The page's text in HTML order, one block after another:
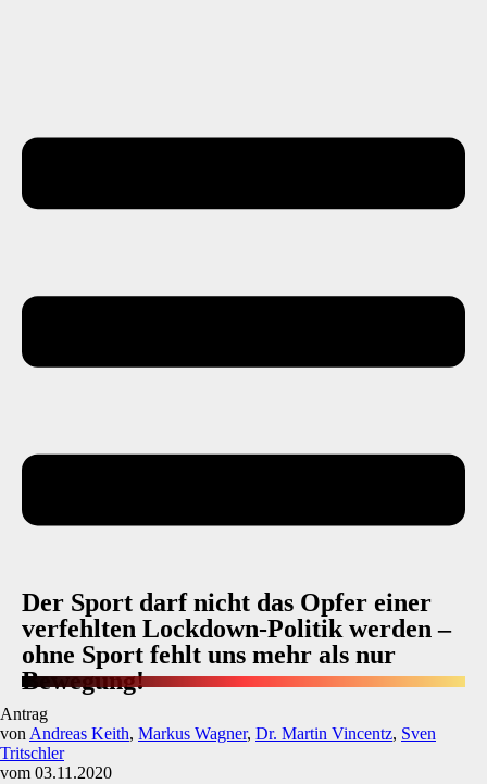
Der Sport darf nicht das Opfer einer
verfehlten Lockdown-Politik werden –
ohne Sport fehlt uns mehr als nur
Bewegung!
Antrag
von Andreas Keith, Markus Wagner, Dr. Martin Vincentz, Sven
Tritschler
vom 03.11.2020